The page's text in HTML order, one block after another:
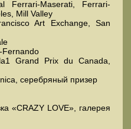
Ferrari-Maserati, Ferrari-
Mill Valley
Art Exchange, San
Fernando
Grand Prix du Canada,
серебряный призер
«CRAZY LOVE», галерея